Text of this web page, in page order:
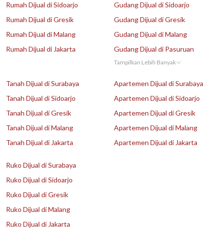
Rumah Dijual di Sidoarjo
Rumah Dijual di Gresik
Rumah Dijual di Malang
Rumah Dijual di Jakarta
Gudang Dijual di Sidoarjo
Gudang Dijual di Gresik
Gudang Dijual di Malang
Gudang Dijual di Pasuruan
Tampilkan Lebih Banyak
Tanah Dijual di Surabaya
Tanah Dijual di Sidoarjo
Tanah Dijual di Gresik
Tanah Dijual di Malang
Tanah Dijual di Jakarta
Apartemen Dijual di Surabaya
Apartemen Dijual di Sidoarjo
Apartemen Dijual di Gresik
Apartemen Dijual di Malang
Apartemen Dijual di Jakarta
Ruko Dijual di Surabaya
Ruko Dijual di Sidoarjo
Ruko Dijual di Gresik
Ruko Dijual di Malang
Ruko Dijual di Jakarta